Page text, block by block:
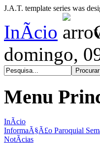
J.A.T. template series was
InÃ­cio
domingo,
Menu
InÃ­cio
InformaÃ§Ã£o Paroquial
NotÃ­cias